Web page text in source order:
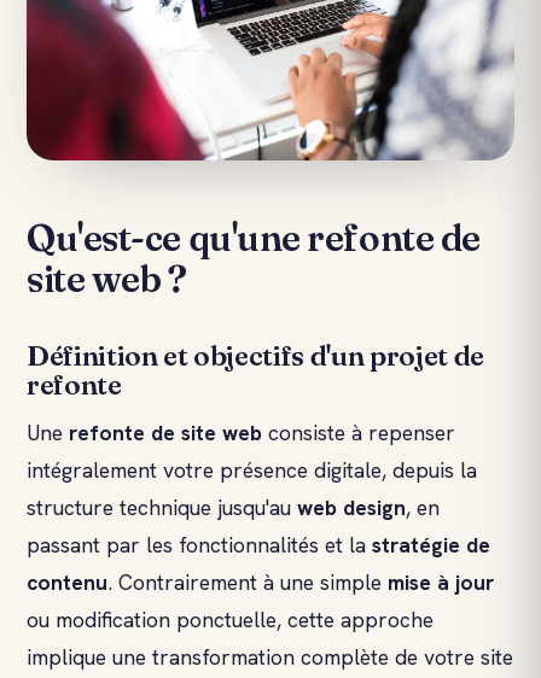
Qu'est-ce qu'une refonte de
site web ?
Définition et objectifs d'un projet de
refonte
Une refonte de site web consiste à repenser
intégralement votre présence digitale, depuis la
structure technique jusqu'au web design, en
passant par les fonctionnalités et la stratégie de
contenu. Contrairement à une simple mise à jour
ou modification ponctuelle, cette approche
implique une transformation complète de votre site